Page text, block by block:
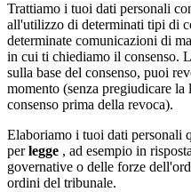
Trattiamo i tuoi dati personali
all'utilizzo di determinati tipi di
determinate comunicazioni di
in cui ti chiediamo il consenso.
sulla base del consenso, puoi
momento (senza pregiudicare la
consenso prima della revoca).
Elaboriamo i tuoi dati personali
perlegge , ad esempio in
governative o delle forze
ordini del tribunale.